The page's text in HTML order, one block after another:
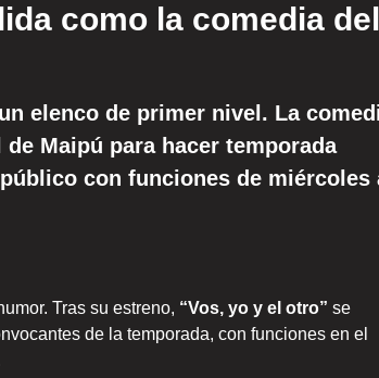
como la comedia del
elenco de primer nivel. La
Maipú para hacer temporada
con funciones de miércoles
Tras su estreno, “Vos, yo y el otro” se
de la temporada, con funciones en el